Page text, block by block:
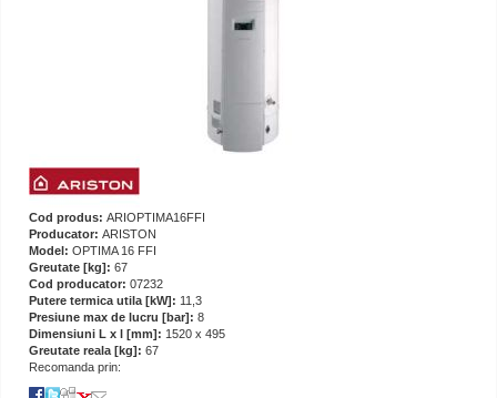
Cod produs: ARIOPTIMA16FFI
Producator: ARISTON
Model: OPTIMA 16 FFI
Greutate [kg]: 67
Cod producator: 07232
Putere termica utila [kW]: 11,3
Presiune max de lucru [bar]: 8
Dimensiuni L x l [mm]: 1520 x 495
Greutate reala [kg]: 67
Recomanda prin: